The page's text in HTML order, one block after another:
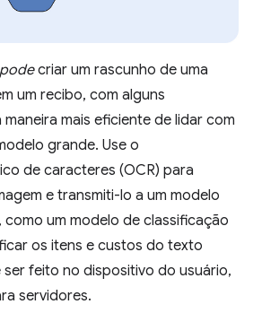
podecriar um rascunho de uma
um recibo, com alguns
mais eficiente de lidar com
grande. Use o
de caracteres (OCR) para
e transmiti-lo a um modelo
um modelo de classificação
os itens e custos do texto
feito no dispositivo do usuário,
servidores.